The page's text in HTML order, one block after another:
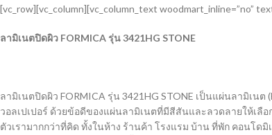
[vc_row][vc_column][vc_column_text woodmart_inline=”no”
ลามิเนตปิดผิว FORMICA รุ่น 3421HG STONE
ลามิเนตปิดผิว FORMICA รุ่น 3421HG STONE เป็นแผ่นลามิเนต
วอลเปเปอร์ ด้วยข้อดีของแผ่นลามิเนตที่มีสีสันและลวดลายให้เลื
ตัวเรามากกว่าที่คิด ทั้งในห้าง ร้านค้า โรงแรม บ้าน ที่พัก คอนโด